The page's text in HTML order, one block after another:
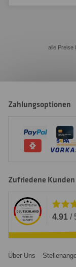
alle Preise
Zahlungsoptionen
Zufriedene Kunden
4.91 /
Über Uns